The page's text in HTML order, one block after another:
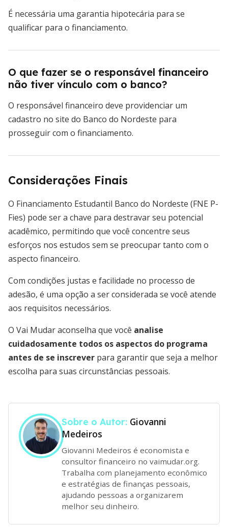
É necessária uma garantia hipotecária para se
qualificar para o financiamento.
O que fazer se o responsável financeiro
não tiver vínculo com o banco?
O responsável financeiro deve providenciar um
cadastro no site do Banco do Nordeste para
prosseguir com o financiamento.
Considerações Finais
O Financiamento Estudantil Banco do Nordeste (FNE P-
Fies) pode ser a chave para destravar seu potencial
acadêmico, permitindo que você concentre seus
esforços nos estudos sem se preocupar tanto com o
aspecto financeiro.
Com condições justas e facilidade no processo de
adesão, é uma opção a ser considerada se você atende
aos requisitos necessários.
O Vai Mudar aconselha que você analise
cuidadosamente todos os aspectos do programa
antes de se inscrever para garantir que seja a melhor
escolha para suas circunstâncias pessoais.
Sobre o Autor: Giovanni
Medeiros
Giovanni Medeiros é economista e
consultor financeiro no vaimudar.org.
Trabalha com planejamento econômico
e estratégias de finanças pessoais,
ajudando pessoas a organizarem
melhor seu dinheiro.